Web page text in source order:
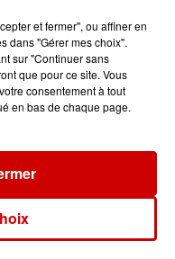
bébé d'un mois
incendie, un
pour le
Gourmand 2026
et fermer", ou affiner en
dans "Gérer mes choix".
sur "Continuer sans
que pour ce site. Vous
consentement à tout
en bas de chaque page.